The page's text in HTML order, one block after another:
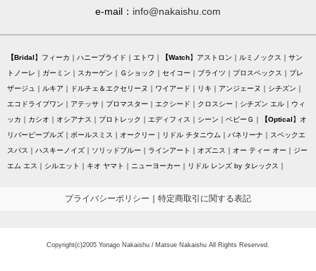
e-mail： info@nakaishu.com
Bridal フィーカ ハニーブライド エトワ Watch アストロン ルミノックス
サン
トノーレ
ガーミン スカーゲン Ｇショック セイコー ブライツ プロスペックス
プレ
ザージュ
ルキア ドルチェ＆エクセリーヌ ワイアード リキ アンジェーヌ
シチズン
エコドライブワン
アテッサ プロマスター エクシード クロスシー シチズン エル
ウィ
ッカ
カシオ オシアナス プロトレック エディフィス シーン ベビーＧ Optical
オ
リバーピープルズ
ポールスミス オークリー リドル チタニウム バネリーナ
スペックエ
スパス
ハスキーノイズ ソリッドブルー ラインアート オズニス オー ティー オー
ジー
エム エス
シルエット キオ ヤマト ニューヨーカー リドル レンズ by タレックス
プライバシーポリシー ｜ 特定商取引に関する表記
Copyright(c)2005 Yonago Nakaishu / Matsue Nakaishu All Rights Reserved.